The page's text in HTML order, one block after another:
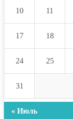
10 11
17 18
24 25
31
« Июль